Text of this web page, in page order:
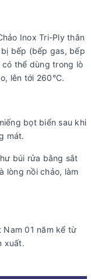
Inox Tri-Ply thân
bếp (bếp gas, bếp
thể dùng trong lò
lên tới 260°C.
bọt biển sau khi
mát.
búi rửa bằng sắt
lòng nồi chảo, làm
Nam 01 năm kể từ
xuất.